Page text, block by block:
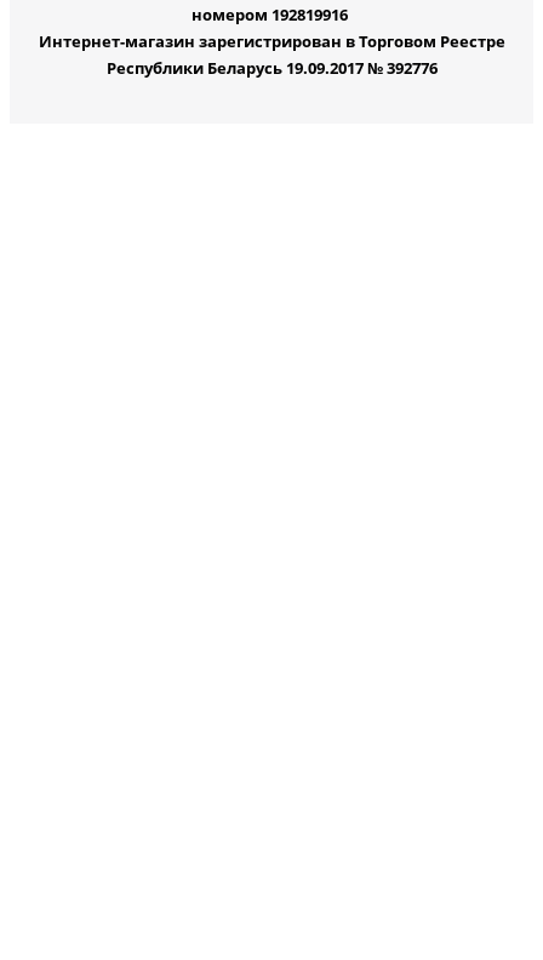
номером 192819916
Интернет-магазин зарегистрирован в Торговом Реестре
Республики Беларусь 19.09.2017 № 392776